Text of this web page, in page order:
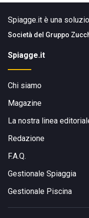
Spiagge.it è una
Società del Gruppo
Spiagge.it
Chi siamo
Magazine
La nostra linea
Redazione
F.A.Q.
Gestionale Spiaggia
Gestionale Piscina